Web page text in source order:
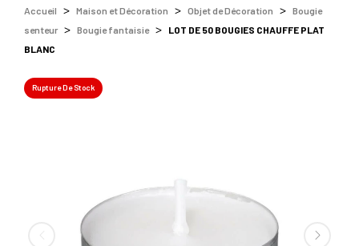
Accueil Maison et Décoration Objet de Décoration
Bougie
senteur
Bougie fantaisie
LOT DE 50 BOUGIES CHAUFFE PLAT
BLANC
Rupture De Stock